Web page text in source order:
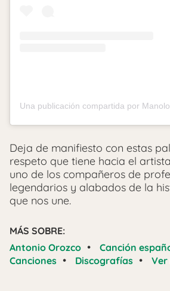
Deja de manifiesto con estas
respeto que tiene hacia el
uno de los compañeros de
legendarios y alabados de la
que nos une.
MÁS SOBRE:
Antonio Orozco • Canción
Canciones • Discografías • Ver